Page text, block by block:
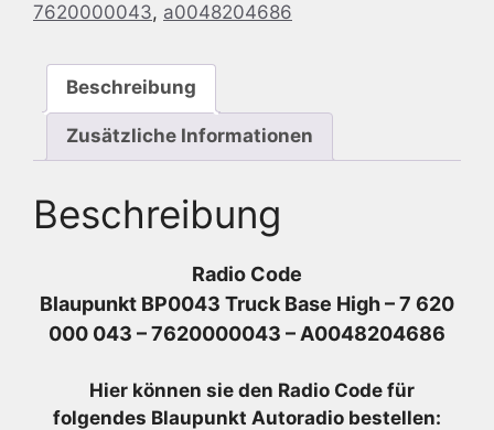
620
043
7620000043
Menge
7620000043, a0048204686
Beschreibung
Zusätzliche Informationen
Beschreibung
Radio Code
Blaupunkt BP0043 Truck Base High – 7 620
000 043 – 7620000043 – A0048204686
Hier können sie den Radio Code für
folgendes Blaupunkt Autoradio bestellen: